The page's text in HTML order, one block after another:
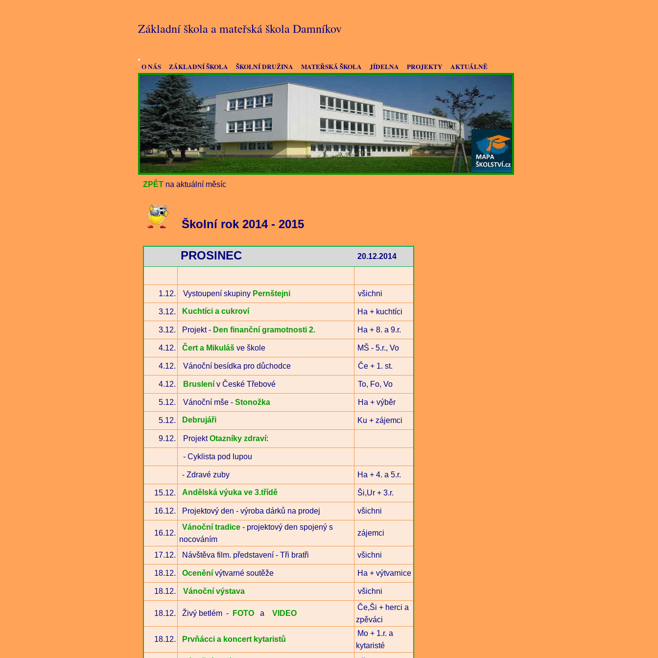
O NÁS ZÁKLADNÍ ŠKOLA ŠKOLNÍ DRUŽINA MATEŘSKÁ ŠKOLA JÍDELNA PROJEKTY AKTUÁLNĚ
Základní škola a mateřská škola Damníkov
ZPĚT na aktuální měsíc
Školní rok 2014 - 2015
PROSINEC 20.12.2014
1.12. Vystoupení skupiny Pernštejni všichni
3.12. Kuchtíci a cukroví Ha + kuchtíci
3.12. Projekt - Den finanční gramotnosti 2. Ha + 8. a 9.r.
4.12. Čert a Mikuláš ve škole MŠ - 5.r., Vo
4.12. Vánoční besídka pro důchodce Če + 1. st.
4.12. Bruslení v České Třebové To, Fo, Vo
5.12. Vánoční mše - Stonožka Ha + výběr
5.12. Debrujáři Ku + zájemci
9.12. ProjektOtazníky zdraví:
- Cyklista pod lupou
- Zdravé zuby Ha + 4. a 5.r.
15.12. Andělská výuka ve 3.třídě Ši,Ur + 3.r.
16.12. Projektový den - výroba dárků na prodej všichni
16.12.
Vánoční tradice - projektový den spojený s
nocováním
zájemci
17.12. Návštěva film. představení - Tři bratři všichni
18.12. Ocenění výtvarné soutěže Ha + výtvarnice
18.12. Vánoční výstava všichni
18.12. Živý betlém - FOTO a VIDEO
Če,Ši + herci a
zpěváci
18.12. Prvňácci a koncert kytaristů
Mo + 1.r. a
kytaristé